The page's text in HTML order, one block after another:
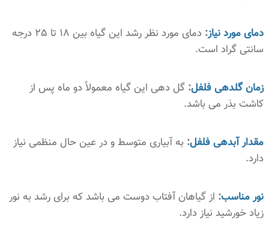
دمای مورد نیاز:
دمای مورد نظر رشد این گیاه بین 18 تا 25 درجه
سانتی گراد است.
زمان گلدهی فلفل: گل دهی این گیاه معمولاً دو ماه پس از
کاشت بذر می باشد.
مقدار آبدهی فلفل: به آبیاری متوسط و در عین حال منظمی نیاز
دارد.
نور مناسب: از گیاهان آفتاب دوست می باشد که برای رشد به نور
زیاد خورشید نیاز دارد.